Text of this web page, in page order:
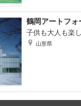
鶴岡アートフォ
子供も大人も楽
山形県